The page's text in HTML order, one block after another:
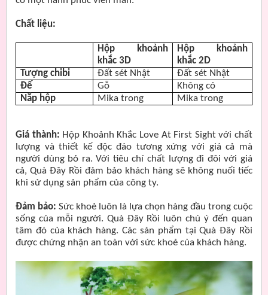
Chất liệu:
Hộp khoảnh
khắc 3D
Hộp khoảnh
khắc 2D
Tượng chibi
Đất sét Nhật
Đất sét Nhật
Đế
Gỗ
Không có
Nắp hộp
Mika trong Mika trong
Giá thành: Hộp Khoảnh Khắc Love At First Sight với chất
lượng và thiết kế độc đáo tương xứng với giá cả mà
người dùng bỏ ra. Với tiêu chí chất lượng đi đôi với giá
cả, Quà Đây Rồi đảm bảo khách hàng sẽ không nuối tiếc
khi sử dụng sản phẩm của công ty.
Đảm bảo: Sức khoẻ luôn là lựa chọn hàng đầu trong cuộc
sống của mỗi người. Quà Đây Rồi luôn chú ý đến quan
tâm đó của khách hàng. Các sản phẩm tại Quà Đây Rồi
được chứng nhận an toàn với sức khoẻ của khách hàng.